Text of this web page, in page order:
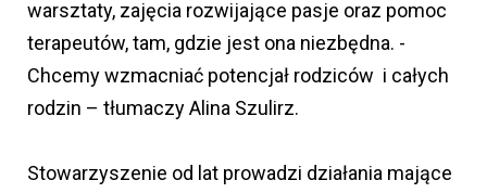
warsztaty, zajęcia rozwijające pasje oraz pomoc
terapeutów, tam, gdzie jest ona niezbędna. -
Chcemy wzmacniać potencjał rodziców i całych
rodzin – tłumaczy Alina Szulirz.
Stowarzyszenie od lat prowadzi działania mające